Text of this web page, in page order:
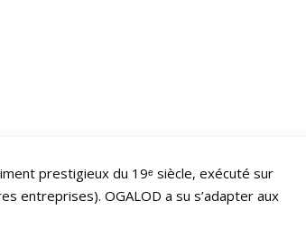
prestigieux du 19ᵉ siècle, exécuté sur
entreprises). OGALOD a su s’adapter aux